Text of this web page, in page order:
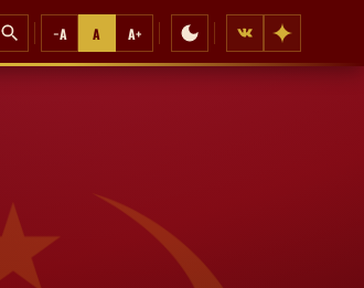
−A A A+